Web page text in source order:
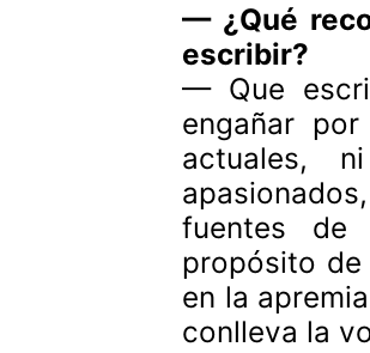
— ¿Qué
escribir?
— Que
engañar
actuales,
fuentes
propósito
en la
conlleva la